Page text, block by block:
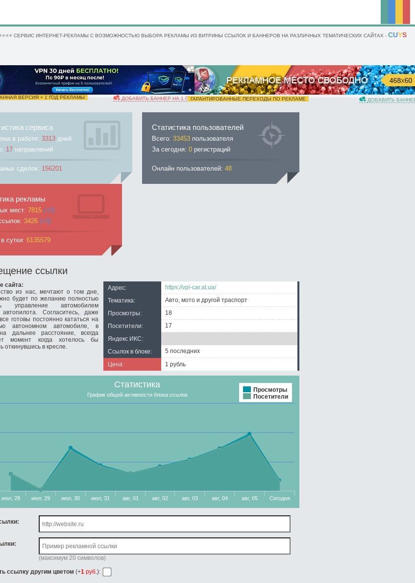
СЕРВИС ИНТЕРНЕТ-РЕКЛАМЫ С ВОЗМОЖНОСТЬЮ ВЫБОРА РЕКЛАМЫ ИЗ ВИТРИНЫ ССЫЛОК И БАННЕРОВ НА РАЗЛИЧНЫХ ТЕМАТИЧЕСКИХ САЙТАХ - CUYS
ВЕРСИЯ + 1 ГОД РЕКЛАМЫ ДОБАВИТЬ БАННЕР НА 1 ГОДГАРАНТИРОВАННЫЕ ПЕРЕХОДЫ ПО РЕКЛАМЕ ДОБАВИТЬ
сервиса
в работе: 3313 дней
17 направлений
сделок: 156201
Статистика пользователей
Всего: 33453 пользователя
За сегодня: 0 регистраций
Онлайн пользователей: 48
рекламы
мест: 7815 (+0)
3426 (+0)
сутки: 6135579
ссылки
сайта:
из нас, мечтают о том дне,
будет по желанию полностью
управление автомобилем
автопилота. Согласитесь, даже
готовы постоянно кататься на
автономном автомобиле, в
дальнее расстояние, всегда
момент когда хотелось бы
откинувшись в кресле.
Адрес:
https://vpi-car.at.ua/
Тематика:
Авто, мото и другой траспорт
Просмотры:
18
Посетители:
17
Яндекс ИКС:
Ссылок в блоке:
5 последних
Цена:
1 рубль
Статистика
График общей активности блока ссылок
Просмотры
Посетители
июл, 28 июл, 29 июл, 30 июл, 31 авг, 01 авг, 02 авг, 03 авг, 04 авг, 05 Сегодня
(максимум 20 символов)
ссылку другим цветом (+1 руб. ):